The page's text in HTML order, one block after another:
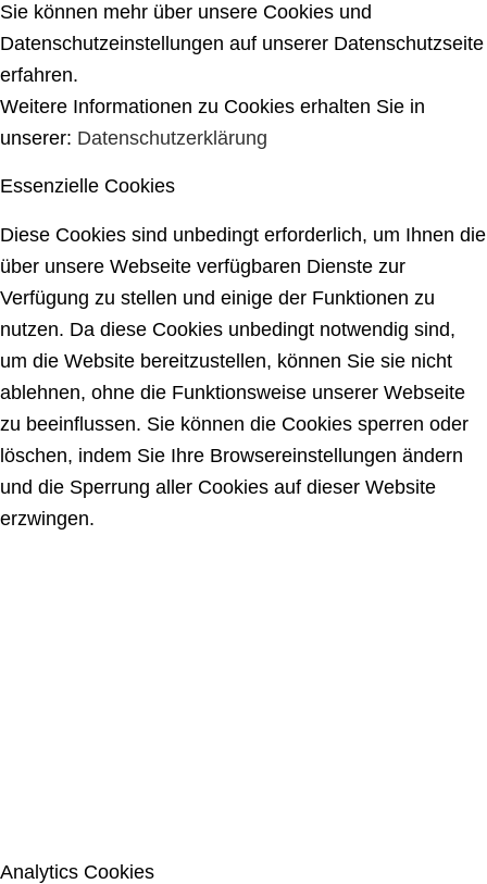
Sie können mehr über unsere Cookies und
Datenschutzeinstellungen auf unserer Datenschutzseite
erfahren.
Weitere Informationen zu Cookies erhalten Sie in
unserer: Datenschutzerklärung
Essenzielle Cookies
Diese Cookies sind unbedingt erforderlich, um Ihnen die
über unsere Webseite verfügbaren Dienste zur
Verfügung zu stellen und einige der Funktionen zu
nutzen. Da diese Cookies unbedingt notwendig sind,
um die Website bereitzustellen, können Sie sie nicht
ablehnen, ohne die Funktionsweise unserer Webseite
zu beeinflussen. Sie können die Cookies sperren oder
löschen, indem Sie Ihre Browsereinstellungen ändern
und die Sperrung aller Cookies auf dieser Website
erzwingen.
Analytics Cookies